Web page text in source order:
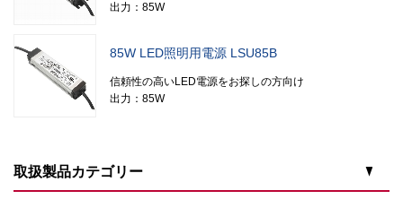
出力：85W
85W LED照明用電源 LSU85B
信頼性の高いLED電源をお探しの方向け
出力：85W
取扱製品カテゴリー